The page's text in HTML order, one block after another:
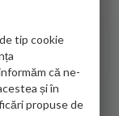
tip cookie
că ne-
și în
propuse de